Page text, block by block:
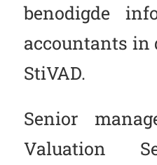
benodigde
accountants in
StiVAD.
Senior
Valuation